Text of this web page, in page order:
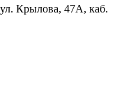
Крылова, 47А, каб.